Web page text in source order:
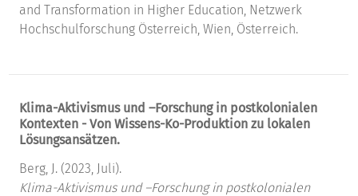
and Transformation in Higher Education, Netzwerk
Hochschulforschung Österreich, Wien, Österreich.
Klima-Aktivismus und –Forschung in postkolonialen
Kontexten - Von Wissens-Ko-Produktion zu lokalen
Lösungsansätzen.
Berg, J. (2023, Juli).
Klima-Aktivismus und –Forschung in postkolonialen